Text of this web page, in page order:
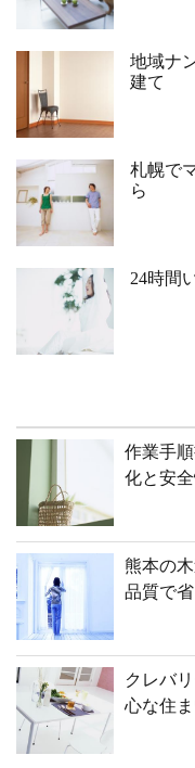
地域ナ
建て
札幌で
ら
24時間
作業手
化と安
熊本の
品質で
クレバ
心な住